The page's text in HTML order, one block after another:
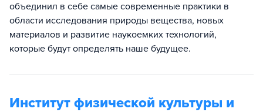
объединил в себе самые современные практики в
области исследования природы вещества, новых
материалов и развитие наукоемких технологий,
которые будут определять наше будущее.
Институт физической культуры и